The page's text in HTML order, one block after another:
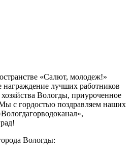
«Салют, молодеж!»
награждение лучших работников
Вологды, приуроченное
с гордостью поздравляем наших
Вологды: